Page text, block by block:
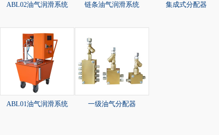
ABL02油气润滑系统
ABL01油气润滑系统
链条油气润滑系统
一级油气分配器
集成式分配器